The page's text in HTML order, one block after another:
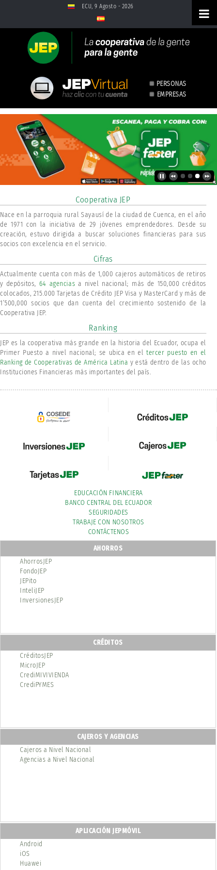
ECU, 9 Agosto - 2026
PERSONAS
EMPRESAS
Inicio
Cooperativa JEP
Nace en la parroquia rural Sayausí de la ciudad de Cuenca, en el año
de 1971 con la iniciativa de 29 jóvenes emprendedores. Desde su
creación, estuvo dirigida a buscar soluciones financieras para sus
socios con excelencia en el servicio.
Cifras
Actualmente cuenta con más de 1,000 cajeros automáticos de retiros
y depósitos, 64 agenciasa nivel nacional; más de 150,000 créditos
colocados, 215.000 Tarjetas de Crédito JEP Visa y MasterCard y más de
1’500,000 socios que dan cuenta del crecimiento sostenido de la
Cooperativa JEP.
Ranking
JEP es la cooperativa más grande en la historia del Ecuador, ocupa el
Primer Puesto a nivel nacional; se ubica en eltercer puesto en el
Ranking de Cooperativas de América Latina y está dentro de las ocho
Instituciones Financieras más importantes del país.
EDUCACIÓN FINANCIERA
BANCO CENTRAL DEL ECUADOR
SEGURIDADES
TRABAJE CON NOSOTROS
CONTÁCTENOS
AHORROS
AhorrosJEP
FondoJEP
JEPito
InteliJEP
InversionesJEP
CRÉDITOS
CréditosJEP
MicroJEP
CrediMIVIVIENDA
CrediPYMES
CAJEROS Y AGENCIAS
Cajeros a Nivel Nacional
Agencias a Nivel Nacional
APLICACIÓN JEPMÓVIL
Android
iOS
Huawei